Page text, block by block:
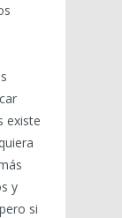
existe
y
si